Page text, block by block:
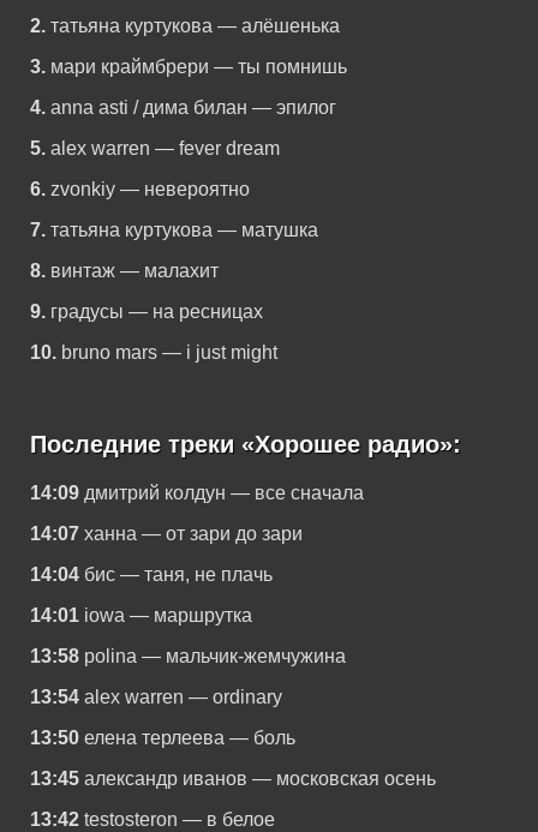
2. татьяна куртукова — алёшенька
3. мари краймбрери — ты помнишь
4. anna asti / дима билан — эпилог
5. alex warren — fever dream
6. zvonkiy — невероятно
7. татьяна куртукова — матушка
8. винтаж — малахит
9. градусы — на ресницах
10. bruno mars — i just might
Последние треки «Хорошее радио»:
14:09 дмитрий колдун — все сначала
14:07 ханна — от зари до зари
14:04 бис — таня, не плачь
14:01 iowa — маршрутка
13:58 polina — мальчик-жемчужина
13:54 alex warren — ordinary
13:50 елена терлеева — боль
13:45 александр иванов — московская осень
13:42 testosteron — в белое